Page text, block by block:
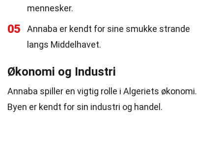
mennesker.
05
Annaba er kendt for sine smukke strande
langs Middelhavet.
Økonomi og Industri
Annaba spiller en vigtig rolle i Algeriets økonomi.
Byen er kendt for sin industri og handel.